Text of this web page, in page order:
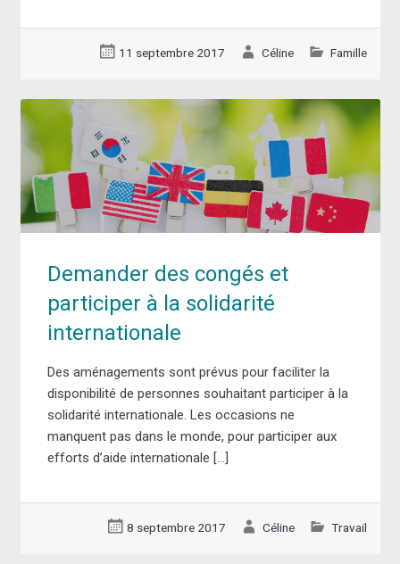
11 septembre 2017 Céline Famille
Demander des congés et
participer à la solidarité
internationale
Des aménagements sont prévus pour faciliter la
disponibilité de personnes souhaitant participer à la
solidarité internationale. Les occasions ne
manquent pas dans le monde, pour participer aux
efforts d’aide internationale […]
8 septembre 2017 Céline Travail